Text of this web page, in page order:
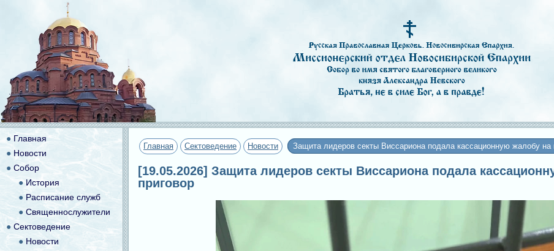
Главная Сектоведение Новости Защита лидеров секты Виссариона подала кассационную жалобу на
[19.05.2026] Защита лидеров секты Виссариона подала
приговор
● Главная
● Новости
● Собор
● История
● Расписание служб
● Священнослужители
● Сектоведение
● Новости